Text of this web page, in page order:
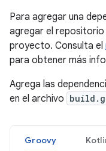
Para agregar una
agregar el repositorio
proyecto. Consulta el
para obtener más
Agrega las
en el archivo
Groovy